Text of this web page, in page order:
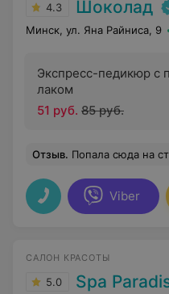
4.3 Шоколад
Минск, ул. Яна Райниса, 9
Экспресс-педикюр с
лаком
51 руб. 85 руб.
Отзыв. Попала сюда на стрижку один раз,
Viber
САЛОН КРАСОТЫ
5.0 Spa